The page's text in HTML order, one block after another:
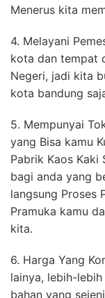
Menerus kita
4. Melayani
kota dan tempat
Negeri, jadi kita
kota bandung
5. Mempunyai
yang Bisa kamu
Pabrik Kaos Kaki
bagi anda yang
langsung Proses
Pramuka kamu
kita.
6. Harga Yang
lainya, lebih-
bahan yang